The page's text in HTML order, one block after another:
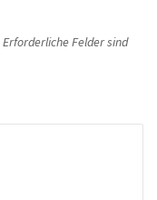
Erforderliche Felder sind